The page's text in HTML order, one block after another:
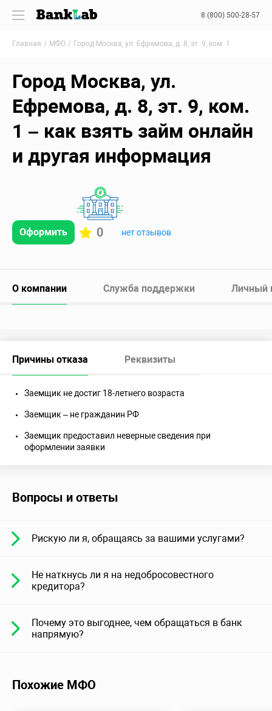
8 (800) 500-28-57
Главная МФО Город Москва, ул. Ефремова, д. 8, эт. 9, ком. 1
Город Москва, ул.
Ефремова, д. 8, эт. 9, ком.
1 – как взять займ онлайн
и другая информация
Оформить 0 нет отзывов
О компании Служба поддержки Личный
Причины отказа Реквизиты
Заемщик не достиг 18-летнего возраста
Заемщик – не гражданин РФ
Заемщик предоставил неверные сведения при
оформлении заявки
Вопросы и ответы
Рискую ли я, обращаясь за вашими услугами?
Не наткнусь ли я на недобросовестного
кредитора?
Почему это выгоднее, чем обращаться в банк
напрямую?
Похожие МФО